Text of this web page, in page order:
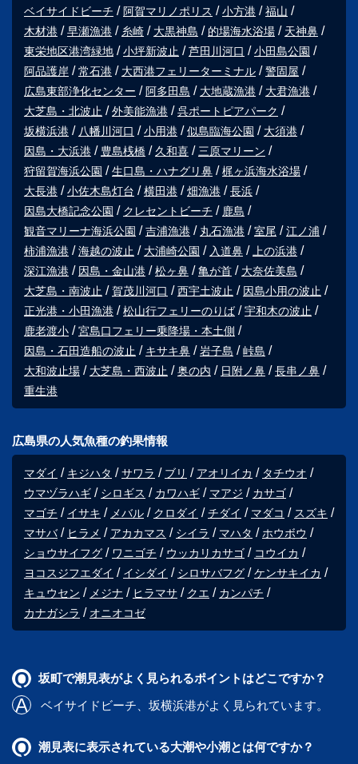
ベイサイドビーチ
阿賀マリノポリス 小方港
福山
木材港
早瀬漁港 糸崎 大黒神島 的場海水浴場
天神鼻
東栄地区港湾緑地
小坪新波止 芦田川河口
小田島公園
阿品護岸
常石港 大西港フェリーターミナル
警固屋
広島東部浄化センター
阿多田島 大地蔵漁港
大君漁港
大芝島・北波止
外美能漁港
呉ポートピアパーク
坂横浜港
八幡川河口 小用港 似島臨海公園
大須港
因島・大浜港
豊島桟橋 久和喜
三原マリーン
狩留賀海浜公園
生口島・ハナグリ鼻
梶ヶ浜海水浴場
大長港
小佐木島灯台 横田港 畑漁港
長浜
因島大橋記念公園
クレセントビーチ
鹿島
観音マリーナ海浜公園
吉浦漁港 丸石漁港 室尾
江ノ浦
柿浦漁港
海越の波止 大浦崎公園 入道鼻
上の浜港
深江漁港
因島・金山港 松ヶ鼻 亀が首
大奈佐美島
大芝島・南波止
賀茂川河口 西宇土波止
因島小用の波止
正光港・小田漁港
松山行フェリーのりば
宇和木の波止
鹿老渡小
宮島口フェリー乗降場・本土側
因島・石田造船の波止
キサキ鼻 岩子島
峠島
大和波止場
大芝島・西波止 奥の内 日附ノ鼻
長串ノ鼻
重生港
広島県の人気魚種の釣果情報
マダイ キジハタ サワラ ブリ アオリイカ
タチウオ
ウマヅラハギ
シロギス カワハギ マアジ
カサゴ
マゴチ
イサキ メバル クロダイ チダイ マダコ
スズキ
マサバ
ヒラメ アカカマス シイラ マハタ
ホウボウ
ショウサイフグ
ワニゴチ ウッカリカサゴ
コウイカ
ヨコスジフエダイ
イシダイ シロサバフグ
ケンサキイカ
キュウセン
メジナ ヒラマサ クエ
カンパチ
カナガシラ
オニオコゼ
坂町で潮見表がよく見られるポイントはどこですか？
ベイサイドビーチ
坂横浜港がよく見られています。
潮見表に表示されている大潮や小潮とは何ですか？